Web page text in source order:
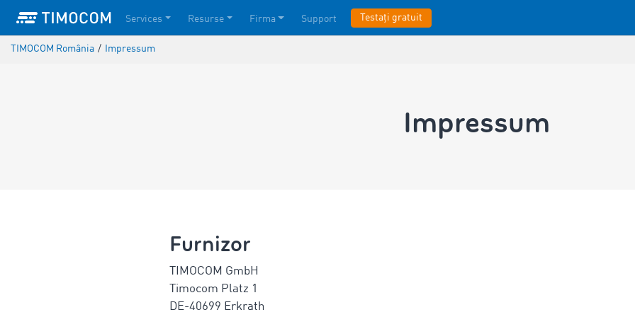
Services Resurse Firma Support Testați gratuit
TIMOCOM România / Impressum
Impressum
Furnizor
TIMOCOM GmbH
Timocom Platz 1
DE-40699 Erkrath